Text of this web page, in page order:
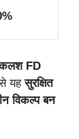
FD
यहसुरक्षित
विकल्प बन